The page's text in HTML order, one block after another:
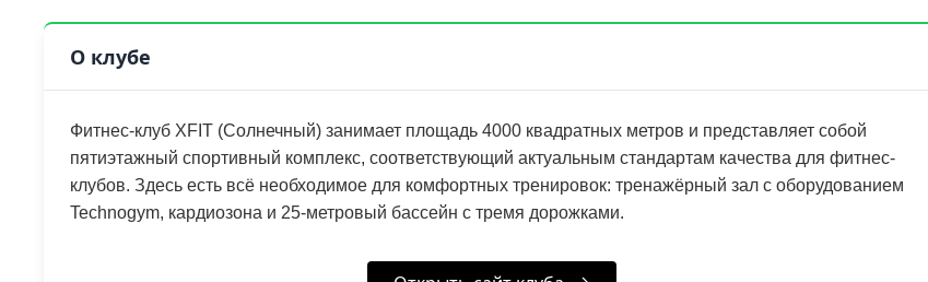
О клубе
Фитнес-клуб XFIT (Солнечный) занимает площадь 4000 квадратных метров и представляет собой
пятиэтажный спортивный комплекс, соответствующий актуальным стандартам качества для фитнес-
клубов. Здесь есть всё необходимое для комфортных тренировок: тренажёрный зал с оборудованием
Technogym, кардиозона и 25-метровый бассейн с тремя дорожками.